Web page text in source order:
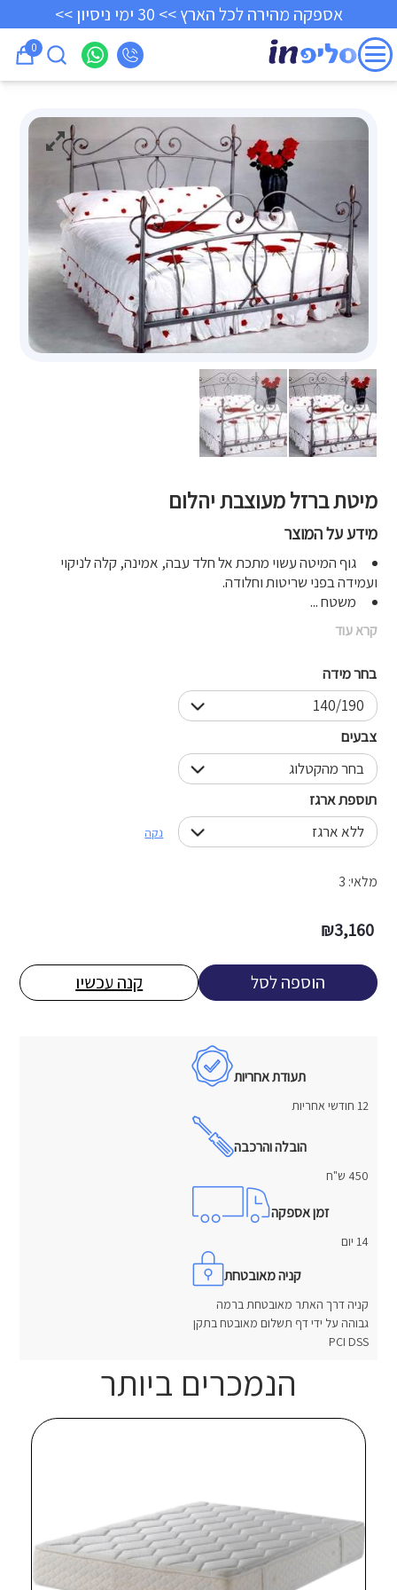
אספקה מהירה לכל הארץ >> 30 ימי ניסיון >>
0
מיטת ברזל מעוצבת יהלום
מידע על המוצר
גוף המיטה עשוי מתכת אל חלד עבה, אמינה, קלה לניקוי
ועמידה בפני שריטות וחלודה.
משטח ...
קרא עוד
בחר מידה
צבעים
תוספת ארגז
נקה
3,160
₪
מלאי: 3
הוספה לסל קנה עכשיו
תעודת אחריות
12 חודשי אחריות
הובלה והרכבה
450 ש"ח
זמן אספקה
14 יום
קניה מאובטחת
קניה דרך האתר מאובטחת ברמה
גבוהה על ידי דף תשלום מאובטח בתקן
PCI DSS
אין עדיין חוות דעת.
שדות החובה מסומנים
הדירוג שלך *
הנמכרים ביותר